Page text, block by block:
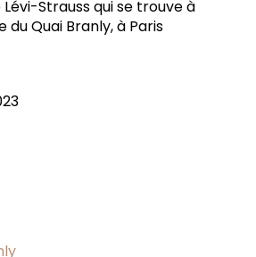
Strauss qui se trouve à
du Quai Branly, à Paris